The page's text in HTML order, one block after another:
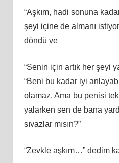
“Aşkım, hadi sonuna
şeyi içine de almanı
döndü ve
“Senin için artık her şeyi
“Beni bu kadar iyi
olamaz. Ama bu penisi
yalarken sen de bana
sıvazlar mısın?”
“Zevkle aşkım…” dedim